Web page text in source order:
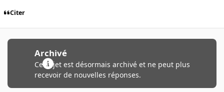
Citer
Archivé
Ce sujet est désormais archivé et ne peut plus
recevoir de nouvelles réponses.